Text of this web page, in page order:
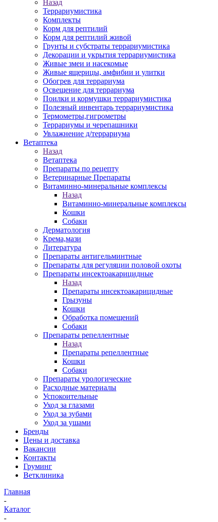
Назад
Террариумистика
Комплекты
Корм для рептилий
Корм для рептилий живой
Грунты и субстраты террариумистика
Декорации и укрытия террариумистика
Живые змеи и насекомые
Живые ящерицы, амфибии и улитки
Обогрев для террариума
Освещение для террариума
Поилки и кормушки террариумистика
Полезный инвентарь террариумистика
Термометры,гигрометры
Террариумы и черепашники
Увлажнение д/террариума
Ветаптека
Назад
Ветаптека
Препараты по рецепту
Ветеринарные Препараты
Витаминно-минеральные комплексы
Назад
Витаминно-минеральные комплексы
Кошки
Собаки
Дерматология
Крема,мази
Литература
Препараты антигельминтные
Препараты для регуляции половой охоты
Препараты инсектоакарицидные
Назад
Препараты инсектоакарицидные
Грызуны
Кошки
Обработка помещений
Собаки
Препараты репеллентные
Назад
Препараты репеллентные
Кошки
Собаки
Препараты урологические
Расходные материалы
Успокоительные
Уход за глазами
Уход за зубами
Уход за ушами
Бренды
Цены и доставка
Вакансии
Контакты
Груминг
Ветклиника
Главная
-
Каталог
-